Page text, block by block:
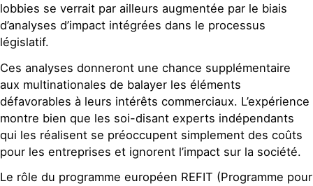
lobbies se verrait par ailleurs augmentée par le biais
d’analyses d’impact intégrées dans le processus
législatif.
Ces analyses donneront une chance supplémentaire
aux multinationales de balayer les éléments
défavorables à leurs intérêts commerciaux. L’expérience
montre bien que les soi-disant experts indépendants
qui les réalisent se préoccupent simplement des coûts
pour les entreprises et ignorent l’impact sur la société.
Le rôle du programme européen REFIT (Programme pour